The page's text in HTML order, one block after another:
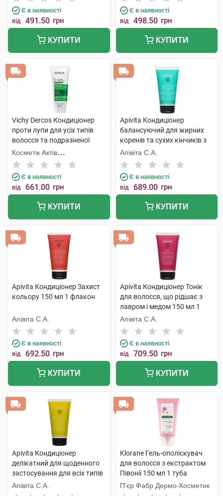
Є в наявності
від 491.50 грн
КУПИТИ
Є в наявності
від 498.50 грн
КУПИТИ
Vichy Dercos Кондиціонер
проти лупи для усіх типів
волосся та подразненої
шкіри 200 мл 1 флакон
Косметік Актів
Інтернаціональ
Є в наявності
від 661.00 грн
КУПИТИ
Apivita Кондиціонер
балансуючий для жирних
коренів та сухих кінчиків з
кропивою та прополісом 150
мл 1 туба
Апівіта С.А.
Є в наявності
від 689.00 грн
КУПИТИ
Apivita Кондиціонер Захист
кольору 150 мл 1 флакон
Апівіта С.А.
Є в наявності
від 692.50 грн
КУПИТИ
Apivita Кондиціонер Тонік
для волосся, що рідшає з
лавром і медом 150 мл 1
туба
Апівіта С.А.
Є в наявності
від 709.50 грн
КУПИТИ
Apivita Кондиціонер
делікатний для щоденного
застосування для всіх типів
волосся з ромашкою та
медом 150 мл 1 туба
Апівіта С.А.
Klorane Гель-ополіскувач
для волосся з екстрактом
Півонії 150 мл 1 туба
П'єр Фабр Дермо-Косметик